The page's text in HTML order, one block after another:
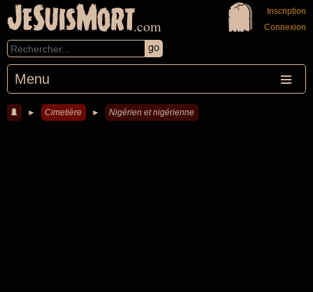
JeSuisMort.com
Menu
Inscription
Connexion
► Cimetière ► Nigérien et nigérienne